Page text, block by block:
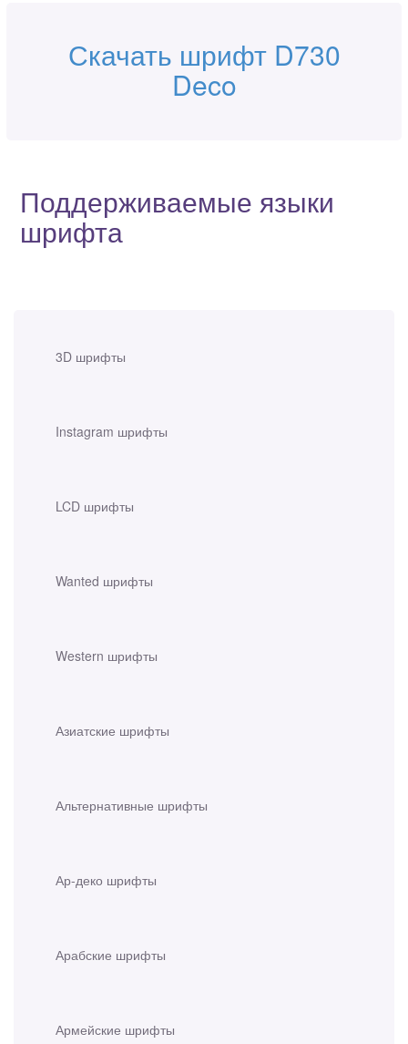
3D шрифты
Instagram шрифты
LCD шрифты
Wanted шрифты
Western шрифты
Азиатские шрифты
Альтернативные шрифты
Ар-деко шрифты
Арабские шрифты
Армейские шрифты
Скачать шрифт D730
Deco
Поддерживаемые языки
шрифта